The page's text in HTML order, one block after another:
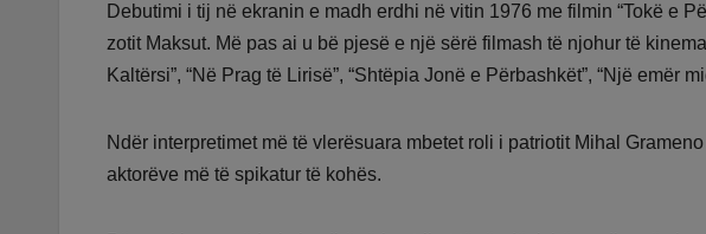
Debutimi i tij në ekranin e madh erdhi në vitin 1976 me filmin “Tokë e
zotit Maksut. Më pas ai u bë pjesë e një sërë filmash të njohur të
Kaltërsi”, “Në Prag të Lirisë”, “Shtëpia Jonë e Përbashkët”, “Një emër
Ndër interpretimet më të vlerësuara mbetet roli i patriotit Mihal
aktorëve më të spikatur të kohës.